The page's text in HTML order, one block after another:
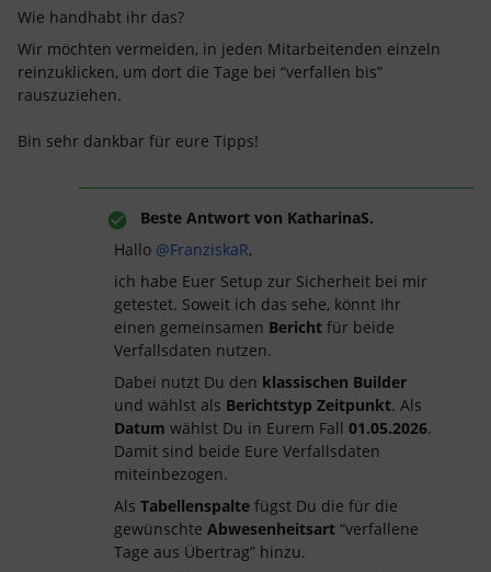
Wie handhabt ihr das?
Wir möchten vermeiden, in jeden Mitarbeitenden einzeln
reinzuklicken, um dort die Tage bei “verfallen bis”
rauszuziehen.
Bin sehr dankbar für eure Tipps!
Beste Antwort von KatharinaS.
Hallo ​ @FranziskaR,
ich habe Euer Setup zur Sicherheit bei mir
getestet. Soweit ich das sehe, könnt Ihr
einen gemeinsamen Bericht für beide
Verfallsdaten nutzen.
Dabei nutzt Du den klassischen Builder
und wählst als Berichtstyp Zeitpunkt. Als
Datum wählst Du in Eurem Fall 01.05.2026.
Damit sind beide Eure Verfallsdaten
miteinbezogen.
Als Tabellenspalte fügst Du die für die
gewünschte Abwesenheitsart “verfallene
Tage aus Übertrag” hinzu.